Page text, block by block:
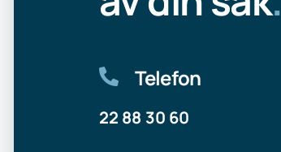
Telefon
22 88 30 60